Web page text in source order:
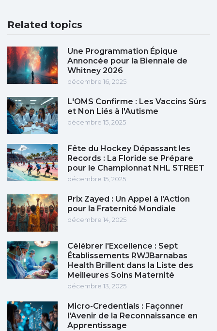
Related topics
Une Programmation Épique
Annoncée pour la Biennale de
Whitney 2026
décembre 16, 2025
L'OMS Confirme : Les Vaccins Sûrs
et Non Liés à l'Autisme
décembre 15, 2025
Fête du Hockey Dépassant les
Records : La Floride se Prépare
pour le Championnat NHL STREET
décembre 15, 2025
Prix Zayed : Un Appel à l'Action
pour la Fraternité Mondiale
décembre 14, 2025
Célébrer l'Excellence : Sept
Établissements RWJBarnabas
Health Brillent dans la Liste des
Meilleures Soins Maternité
décembre 13, 2025
Micro-Credentials : Façonner
l'Avenir de la Reconnaissance en
Apprentissage